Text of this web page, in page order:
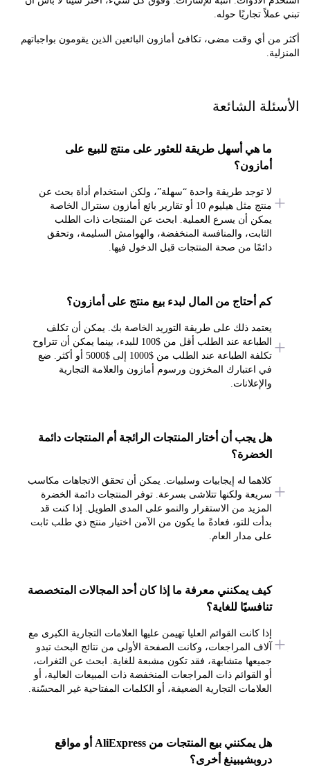
تجاريًا حوله.
أي وقت مضى، تكافئ أمازون البائعين الذين يقومون بواجباتهم
الشائعة
ما هي أسهل طريقة للعثور على منتج للبيع على
أمازون؟
لا توجد طريقة واحدة “سهلة”، ولكن استخدام أداة بحث عن
منتج مثل هيليوم 10 أو تقارير بائع أمازون سنترال الخاصة
يمكن أن يسرع العملية. ابحث عن المنتجات ذات الطلب
الثابت، والمنافسة المنخفضة، والهوامش السليمة، وتحقق
دائمًا من صحة المنتجات قبل الدخول فيها.
كم أحتاج من المال لبدء بيع منتج على أمازون؟
يعتمد ذلك على طريقة التوريد الخاصة بك. يمكن أن تكلف
الطباعة عند الطلب أقل من $100 للبدء، بينما يمكن أن تتراوح
تكلفة الطباعة عند الطلب من $1000 إلى $5000 أو أكثر. ضع
في اعتبارك المخزون ورسوم أمازون والعلامة التجارية
والإعلانات.
هل يجب أن أختار المنتجات الرائجة أم المنتجات دائمة
الخضرة؟
كلاهما له إيجابيات وسلبيات. يمكن أن تحقق الاتجاهات مكاسب
سريعة ولكنها تتلاشى بسرعة. توفر المنتجات دائمة الخضرة
المزيد من الاستقرار والنمو على المدى الطويل. إذا كنت قد
بدأت للتو، فعادةً ما يكون من الآمن اختيار منتج ذي طلب ثابت
على مدار العام.
كيف يمكنني معرفة ما إذا كان أحد المجالات المتخصصة
تنافسيًا للغاية؟
إذا كانت القوائم العليا تهيمن عليها العلامات التجارية الكبرى مع
آلاف المراجعات، وكانت الصفحة الأولى من نتائج البحث تبدو
جميعها متشابهة، فقد تكون مشبعة للغاية. ابحث عن الثغرات،
أو القوائم ذات المراجعات المنخفضة ذات المبيعات العالية، أو
العلامات التجارية الضعيفة، أو الكلمات المفتاحية غير المحسّنة.
هل يمكنني بيع المنتجات من AliExpress أو مواقع
دروبشيبينغ أخرى؟